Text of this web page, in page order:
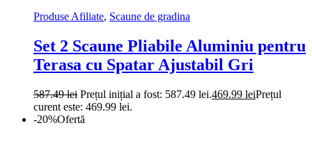
Produse Afiliate, Scaune de gradina
Set 2 Scaune Pliabile Aluminiu pentru
Terasa cu Spatar Ajustabil Gri
587.49lei Prețul inițial a fost: 587.49 lei.469.99 leiPrețul
curent este: 469.99 lei.
-20%Ofertă